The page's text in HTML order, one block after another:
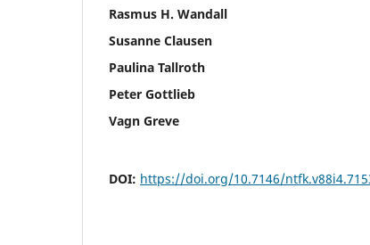
Rasmus H. Wandall
Susanne Clausen
Paulina Tallroth
Peter Gottlieb
Vagn Greve
DOI: https://doi.org/10.7146/